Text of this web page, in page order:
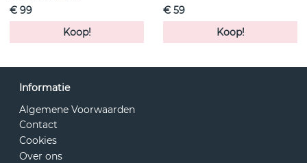
€ 99
Koop!
€ 59
Koop!
Informatie
Algemene Voorwaarden
Contact
Cookies
Over ons